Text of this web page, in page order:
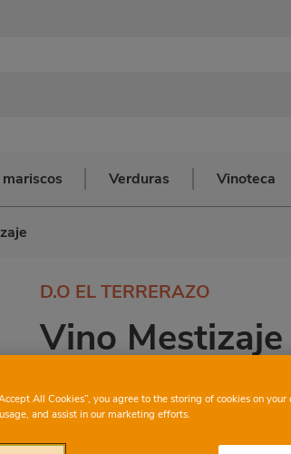
Verduras Vinoteca
D.O EL TERRERAZO
Vino Mestizaje
All Cookies”, you agree to the storing of cookies on
and assist in our marketing efforts.